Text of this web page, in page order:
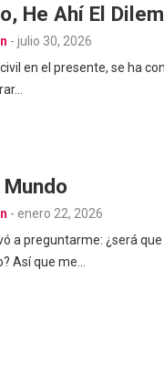
He Ahí El
- julio 30, 2026
en el presente, se ha
Mundo
- enero 22, 2026
a preguntarme: ¿será
Así que me…